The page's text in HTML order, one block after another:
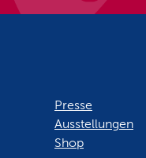
Presse
Ausstellungen
Shop